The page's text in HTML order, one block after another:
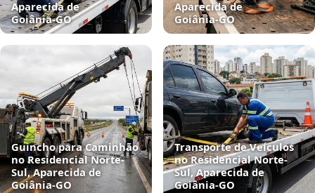
Aparecida de
Goiânia‑GO
Aparecida de
Goiânia‑GO
Guincho para Caminhão
no Residencial Norte-
Sul, Aparecida de
Goiânia‑GO
Transporte de Veículos
no Residencial Norte-
Sul, Aparecida de
Goiânia‑GO